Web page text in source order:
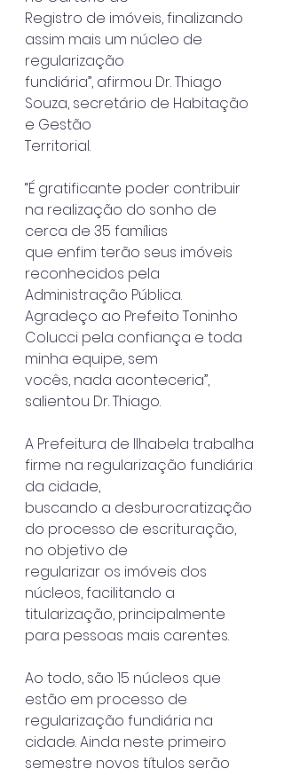
Registro de imóveis, finalizando
assim mais um núcleo de
regularização
fundiária”, afirmou Dr. Thiago
Souza, secretário de Habitação
e Gestão
Territorial.
“É gratificante poder contribuir
na realização do sonho de
cerca de 35 famílias
que enfim terão seus imóveis
reconhecidos pela
Administração Pública.
Agradeço ao Prefeito Toninho
Colucci pela confiança e toda
minha equipe, sem
vocês, nada aconteceria”,
salientou Dr. Thiago.
A Prefeitura de Ilhabela trabalha
firme na regularização fundiária
da cidade,
buscando a desburocratização
do processo de escrituração,
no objetivo de
regularizar os imóveis dos
núcleos, facilitando a
titularização, principalmente
para pessoas mais carentes.
Ao todo, são 15 núcleos que
estão em processo de
regularização fundiária na
cidade. Ainda neste primeiro
semestre novos títulos serão